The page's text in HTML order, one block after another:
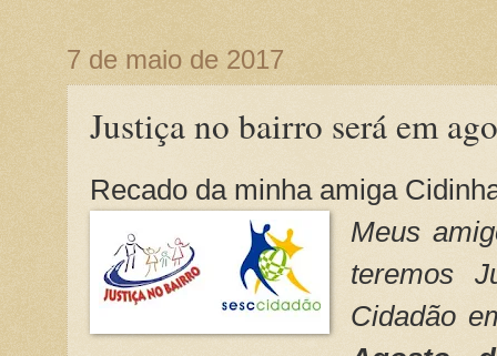
7 de maio de 2017
Justiça no bairro será em
Recado da minha amiga
Meus
teremos
Cidadão